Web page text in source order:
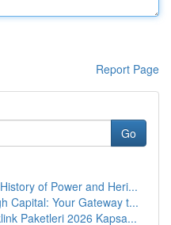
Report Page
Go
of Power and Heri...
Capital: Your Gateway t...
Paketleri 2026 Kapsa...